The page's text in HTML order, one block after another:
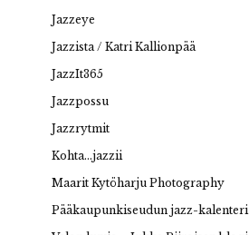
Jazzeye
Jazzista / Katri Kallionpää
JazzIt365
Jazzpossu
Jazzrytmit
Kohta…jazzii
Maarit Kytöharju Photography
Pääkaupunkiseudun jazz-kalenteri